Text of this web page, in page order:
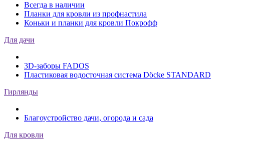
Всегда в наличии
Планки для кровли из профнастила
Коньки и планки для кровли Покрофф
Для дачи
3D-заборы FADOS
Пластиковая водосточная система Döcke STANDARD
Гирлянды
Благоустройство дачи, огорода и сада
Для кровли